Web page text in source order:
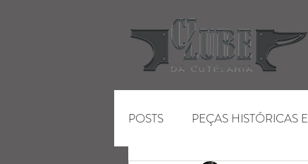
POSTS PEÇAS HISTÓRICAS